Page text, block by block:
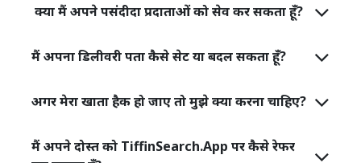
क्या मैं अपने पसंदीदा प्रदाताओं को सेव कर सकता हूँ?
मैं अपना डिलीवरी पता कैसे सेट या बदल सकता हूँ?
अगर मेरा खाता हैक हो जाए तो मुझे क्या करना चाहिए?
मैं अपने दोस्त को TiffinSearch.App पर कैसे रेफर